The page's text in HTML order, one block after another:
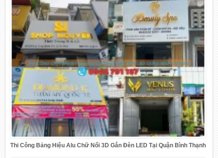
Thi Công Bảng Hiệu Alu Chữ Nổi 3D Gắn Đèn LED Tại Quận Bình Thạnh